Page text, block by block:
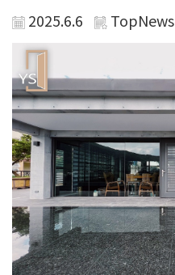
2025.6.6 TopNews